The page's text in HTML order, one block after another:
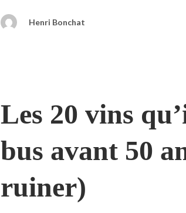
Henri Bonchat
Les 20 vins
bus avant 50
ruiner)